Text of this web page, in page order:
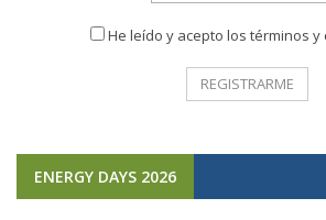
He leído y acepto los términos y
ENERGY DAYS 2026